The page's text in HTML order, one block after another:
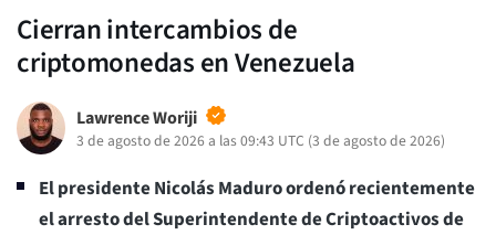
Cierran intercambios de
criptomonedas en Venezuela
Lawrence Woriji
3 de agosto de 2026 a las 09:43 UTC (3 de agosto de 2026)
El presidente Nicolás Maduro ordenó recientemente
el arresto del Superintendente de Criptoactivos de